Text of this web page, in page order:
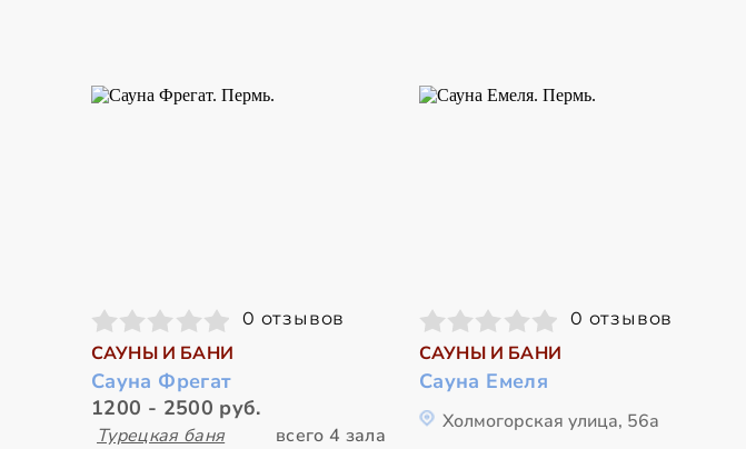
0 отзывов
САУНЫ И БАНИ
Сауна Фрегат
1200 - 2500 руб.
Турецкая баня
всего 4 зала
0 отзывов
САУНЫ И БАНИ
Сауна Емеля
Холмогорская улица, 56а